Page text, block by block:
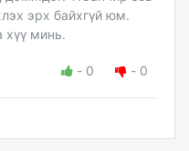
эрх байхгүй юм.
хүү минь.
- 0 - 0